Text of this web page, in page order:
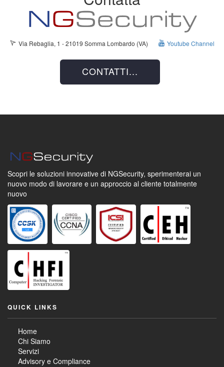
Via Rebaglia, 1 - 21019 Somma Lombardo (VA) Youtube Channel
CONTATTI...
Scopri le soluzioni innovative di NGSecurity, sperimenterai un
nuovo modo di lavorare e un approccio al cliente totalmente
nuovo
QUICK LINKS
Home
Chi Siamo
Servizi
Advisory e Compliance